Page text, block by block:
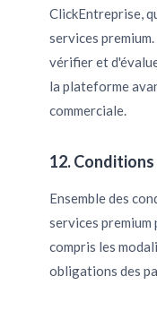
ClickEntreprise,
services
vérifier et
la plateforme
commerciale.
12.
Ensemble des
services
compris les
obligations des